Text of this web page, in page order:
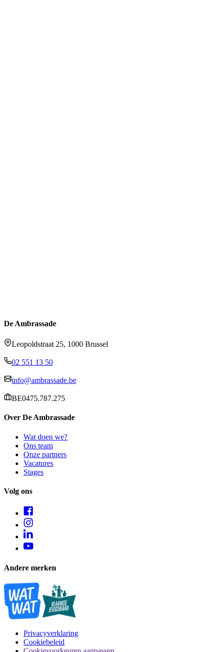
De Ambrassade
Leopoldstraat 25, 1000 Brussel
02 551 13 50
info@ambrassade.be
BE0475.787.275
Over De Ambrassade
Wat doen we?
Ons team
Onze partners
Vacatures
Stages
Volg ons
Andere merken
Privacyverklaring
Cookiebeleid